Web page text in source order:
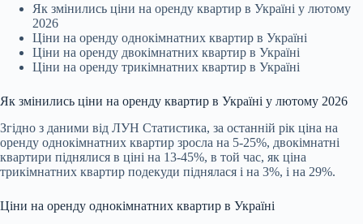
Як змінились ціни на оренду квартир в Україні у лютому
2026
Ціни на оренду однокімнатних квартир в Україні
Ціни на оренду двокімнатних квартир в Україні
Ціни на оренду трикімнатних квартир в Україні
Як змінились ціни на оренду квартир в Україні у лютому 2026
Згідно з даними від ЛУН Статистика, за останній рік ціна на
оренду однокімнатних квартир зросла на 5-25%, двокімнатні
квартири піднялися в ціні на 13-45%, в той час, як ціна
трикімнатних квартир подекуди піднялася і на 3%, і на 29%.
Ціни на оренду однокімнатних квартир в Україні